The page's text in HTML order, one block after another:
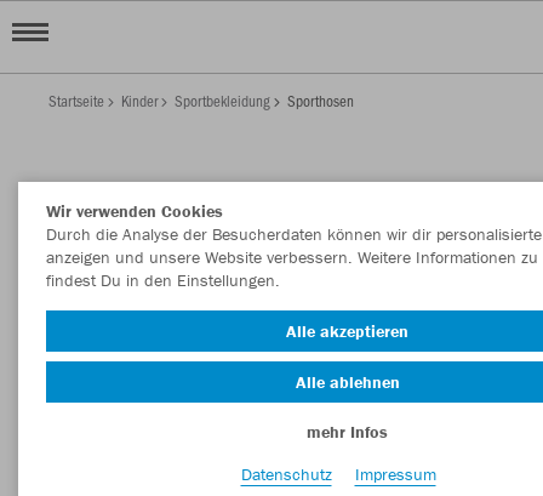
Startseite Kinder Sportbekleidung Sporthosen
KINDER SPORTHOSEN
Filter anzeigen Sortieren nach
Shorts
Wir verwenden Cookies
Durch die Analyse der Besucherdaten können wir dir
anzeigen und unsere Website verbessern. Weitere Informationen zu
findest Du in den Einstellungen.
Alle akzeptieren
Alle ablehnen
mehr Infos
Datenschutz
Impressum